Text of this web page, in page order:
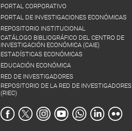
PORTAL CORPORATIVO
PORTAL DE INVESTIGACIONES ECONÓMICAS
REPOSITORIO INSTITUCIONAL
CATÁLOGO BIBLIOGRÁFICO DEL CENTRO DE
INVESTIGACIÓN ECONÓMICA (CAIE)
ESTADÍSTICAS ECONÓMICAS
EDUCACIÓN ECONÓMICA
RED DE INVESTIGADORES
REPOSITORIO DE LA RED DE INVESTIGADORES
(RIEC)